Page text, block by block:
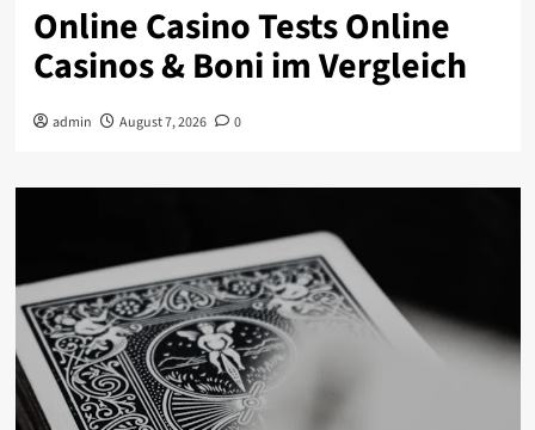
Online Casino Tests Online
Casinos & Boni im Vergleich
admin August 7, 2026 0